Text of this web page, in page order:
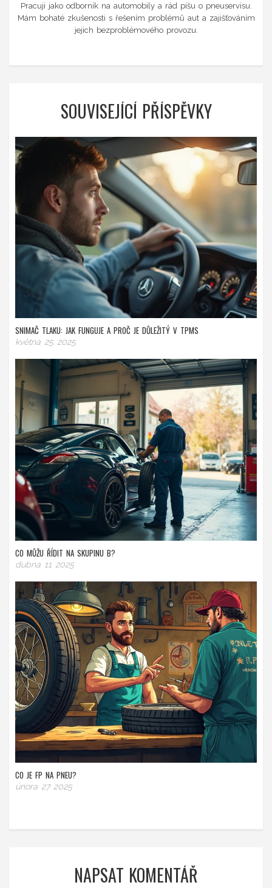
Pracuji jako odborník na automobily a rád píšu o pneuservisu.
Mám bohaté zkušenosti s řešením problémů aut a zajišťováním
jejich bezproblémového provozu.
SOUVISEJÍCÍ PŘÍSPĚVKY
SNIMAČ TLAKU: JAK FUNGUJE A PROČ JE DŮLEŽITÝ V TPMS
května 25 2025
CO MŮŽU ŘÍDIT NA SKUPINU B?
dubna 11 2025
CO JE FP NA PNEU?
února 27 2025
NAPSAT KOMENTÁŘ